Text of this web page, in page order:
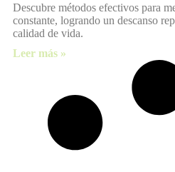
Descubre métodos efectivos para
constante, logrando un descanso
calidad de vida.
Leer más »